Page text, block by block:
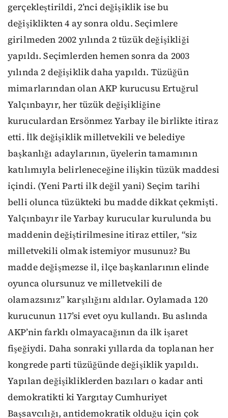
gerçekleştirildi, 2’nci değişiklik ise bu
değişiklikten 4 ay sonra oldu. Seçimlere
girilmeden 2002 yılında 2 tüzük değişikliği
yapıldı. Seçimlerden hemen sonra da 2003
yılında 2 değişiklik daha yapıldı. Tüzüğün
mimarlarından olan AKP kurucusu Ertuğrul
Yalçınbayır, her tüzük değişikliğine
kuruculardan Ersönmez Yarbay ile birlikte itiraz
etti. İlk değişiklik milletvekili ve belediye
başkanlığı adaylarının, üyelerin tamamının
katılımıyla belirleneceğine ilişkin tüzük maddesi
içindi. (Yeni Parti ilk değil yani) Seçim tarihi
belli olunca tüzükteki bu madde dikkat çekmişti.
Yalçınbayır ile Yarbay kurucular kurulunda bu
maddenin değiştirilmesine itiraz ettiler, “siz
milletvekili olmak istemiyor musunuz? Bu
madde değişmezse il, ilçe başkanlarının elinde
oyunca olursunuz ve milletvekili de
olamazsınız” karşılığını aldılar. Oylamada 120
kurucunun 117’si evet oyu kullandı. Bu aslında
AKP’nin farklı olmayacağının da ilk işaret
fişeğiydi. Daha sonraki yıllarda da toplanan her
kongrede parti tüzüğünde değişiklik yapıldı.
Yapılan değişikliklerden bazıları o kadar anti
demokratikti ki Yargıtay Cumhuriyet
Başsavcılığı, antidemokratik olduğu için çok